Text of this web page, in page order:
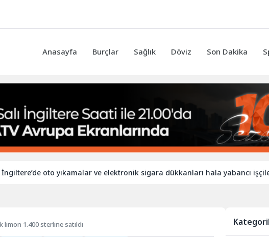
Anasayfa Burçlar Sağlık Döviz Son Dakika
oto yıkamalar ve elektronik sigara dükkanları hala yabancı işçilere
limon 1.400 sterline satıldı